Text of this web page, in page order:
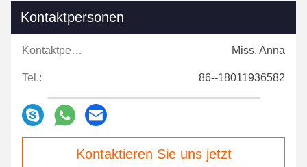
Kontaktpersonen
Kontaktpersonen: Miss. Anna
Tel.: 86--18011936582
Kontaktieren Sie uns jetzt